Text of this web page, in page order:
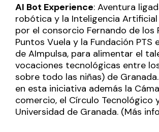
AI Bot Experience: Aventura
robótica y la Inteligencia Artificial
por el consorcio Fernando de los
Puntos Vuela y la Fundación PTS
de AImpulsa, para alimentar el
vocaciones tecnológicas entre
sobre todo las niñas) de
en esta iniciativa además la
comercio, el Círculo Tecnológico
Universidad de Granada. (Más info